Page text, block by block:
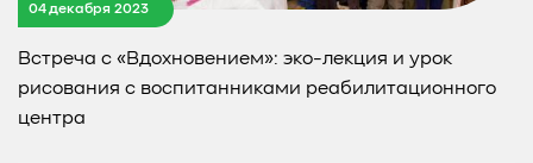
04 декабря 2023
Встреча с «Вдохновением»: эко-лекция и урок
рисования с воспитанниками реабилитационного
центра